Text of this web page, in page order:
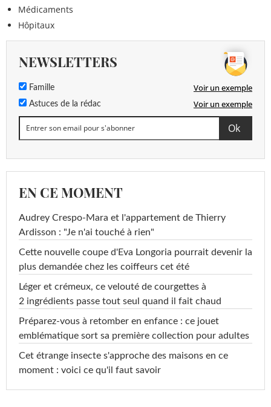
Médicaments
Hôpitaux
NEWSLETTERS
Famille Voir un exemple
Astuces de la rédac Voir un exemple
EN CE MOMENT
Audrey Crespo-Mara et l'appartement de Thierry
Ardisson : "Je n'ai touché à rien"
Cette nouvelle coupe d'Eva Longoria pourrait devenir la
plus demandée chez les coiffeurs cet été
Léger et crémeux, ce velouté de courgettes à
2 ingrédients passe tout seul quand il fait chaud
Préparez-vous à retomber en enfance : ce jouet
emblématique sort sa première collection pour adultes
Cet étrange insecte s'approche des maisons en ce
moment : voici ce qu'il faut savoir